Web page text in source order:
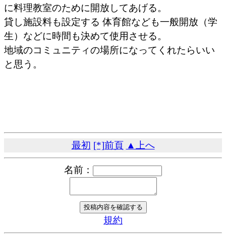
に料理教室のために開放してあげる。
貸し施設料も設定する 体育館なども一般開放（学
生）などに時間も決めて使用させる。
地域のコミュニティの場所になってくれたらいい
と思う。
最初 [*]前頁 ▲上へ
名前：
規約